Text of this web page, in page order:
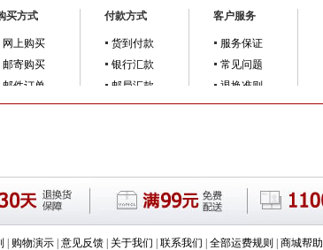
买方式
网上购买
邮寄购买
邮件订单
付款方式
货到付款
银行汇款
邮局汇款
客户服务
服务保证
常见问题
退换准则
购物演示 意见反馈 关于我们 联系我们 全部运费规则 商城帮助